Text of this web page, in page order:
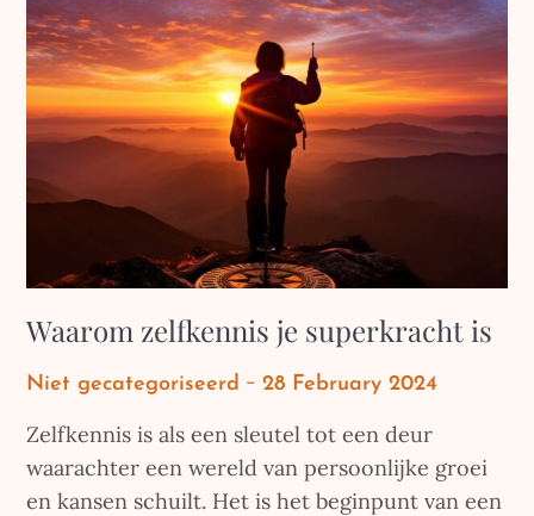
Waarom zelfkennis je superkracht is
Niet gecategoriseerd
Posted
28 February 2024
Zelfkennis is als een sleutel tot een deur
waarachter een wereld van persoonlijke groei
en kansen schuilt. Het is het beginpunt van een